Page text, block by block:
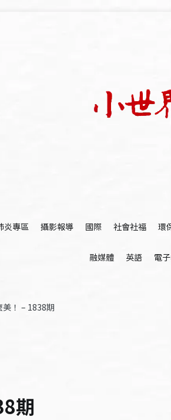
炎專區 攝影報導 國際 社會社福 環
融媒體 英語 電
！ – 1838期
期